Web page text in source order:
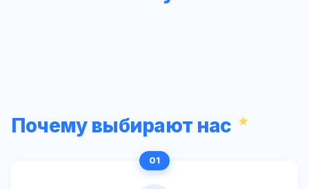
Почему выбирают нас